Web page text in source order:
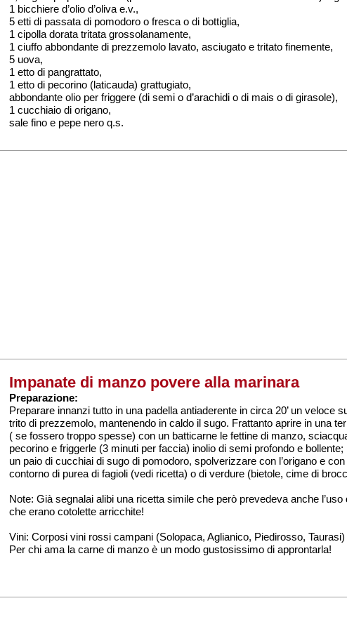
1 bicchiere d’olio d’oliva e.v.,
5 etti di passata di pomodoro o fresca o di bottiglia,
1 cipolla dorata tritata grossolanamente,
1 ciuffo abbondante di prezzemolo lavato, asciugato e tritato finemente,
5 uova,
1 etto di pangrattato,
1 etto di pecorino (laticauda) grattugiato,
abbondante olio per friggere (di semi o d’arachidi o di mais o di girasole),
1 cucchiaio di origano,
sale fino e pepe nero q.s.
Impanate di manzo povere alla marinara
Preparazione:
Preparare innanzi tutto in una padella antiaderente in circa 20’ un
trito di prezzemolo, mantenendo in caldo il sugo. Frattanto aprire in una
( se fossero troppo spesse) con un batticarne le fettine di manzo,
pecorino e friggerle (3 minuti per faccia) inolio di semi profondo e
un paio di cucchiai di sugo di pomodoro, spolverizzare con l’origano e
contorno di purea di fagioli (vedi ricetta) o di verdure (bietole, cime di
Note: Già segnalai alibi una ricetta simile che però prevedeva anche
che erano cotolette arricchite!
Vini: Corposi vini rossi campani (Solopaca, Aglianico, Piedirosso,
Per chi ama la carne di manzo è un modo gustosissimo di approntarla!